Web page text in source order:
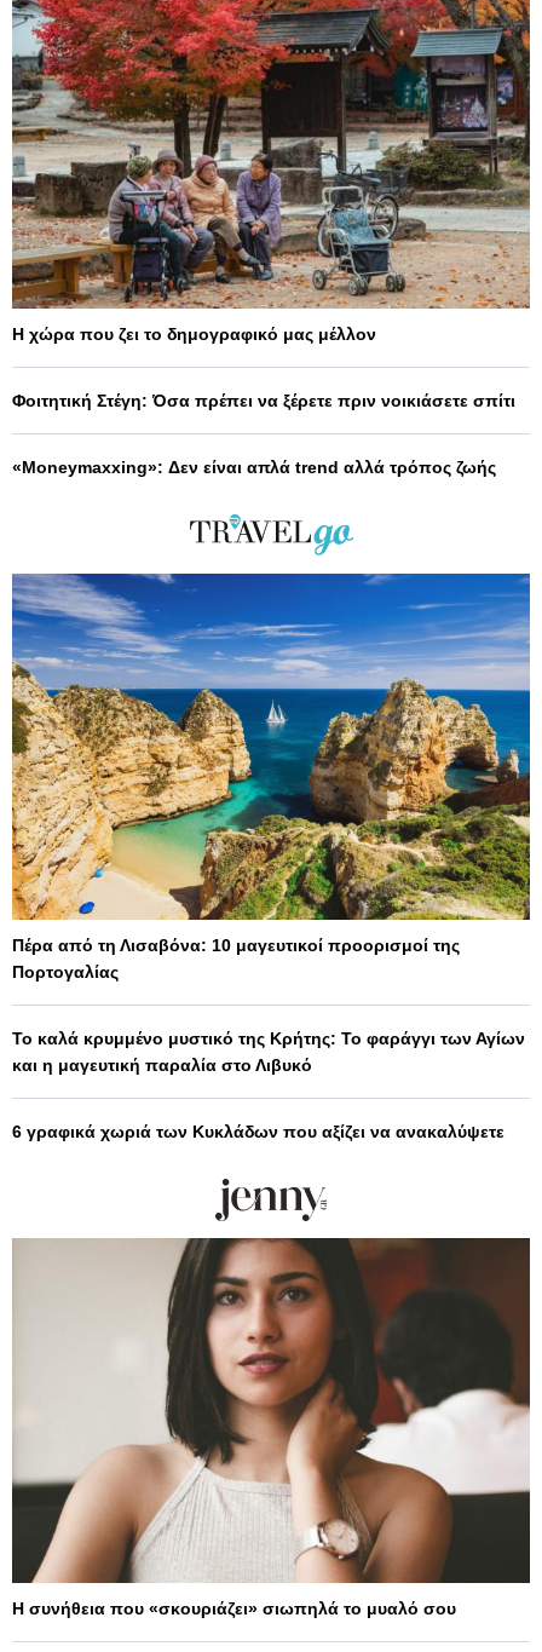
Η χώρα που ζει το δημογραφικό μας μέλλον
Φοιτητική Στέγη: Όσα πρέπει να ξέρετε πριν νοικιάσετε σπίτι
«Moneymaxxing»: Δεν είναι απλά trend αλλά τρόπος ζωής
Πέρα από τη Λισαβόνα: 10 μαγευτικοί προορισμοί της
Πορτογαλίας
Το καλά κρυμμένο μυστικό της Κρήτης: Το φαράγγι των Αγίων
και η μαγευτική παραλία στο Λιβυκό
6 γραφικά χωριά των Κυκλάδων που αξίζει να ανακαλύψετε
Η συνήθεια που «σκουριάζει» σιωπηλά το μυαλό σου